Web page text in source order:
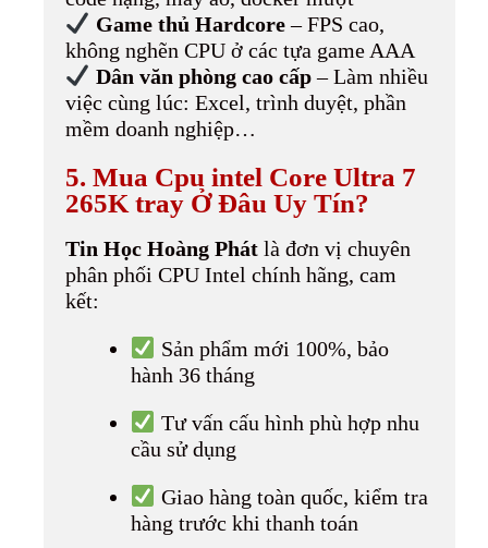
Game thủ Hardcore– FPS cao,
không nghẽn CPU ở các tựa game AAA
Dân văn phòng cao cấp– Làm nhiều
việc cùng lúc: Excel, trình duyệt, phần
mềm doanh nghiệp…
5. Mua Cpu intel Core Ultra 7
265K tray Ở Đâu Uy Tín?
Tin Học Hoàng Phát là đơn vị chuyên
phân phối CPU Intel chính hãng, cam
kết:
Sản phẩm mới 100%, bảo
hành 36 tháng
Tư vấn cấu hình phù hợp nhu
cầu sử dụng
Giao hàng toàn quốc, kiểm tra
hàng trước khi thanh toán